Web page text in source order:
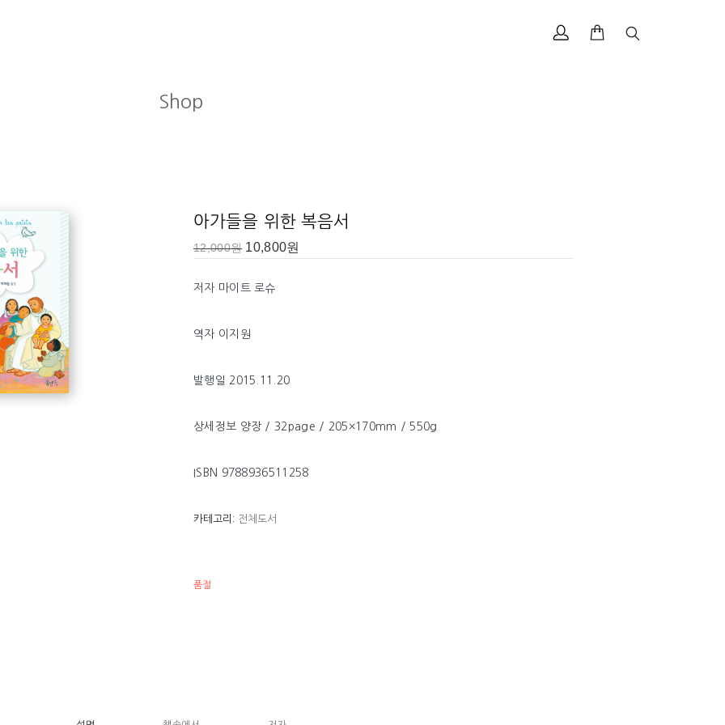
Shop
아가들을 위한 복음서
12,000원 10,800원
저자 마이트 로슈
역자 이지원
발행일 2015.11.20
상세정보 양장 / 32page / 205×170mm / 550g
ISBN 9788936511258
카테고리: 전체도서
품절
(CCMF)